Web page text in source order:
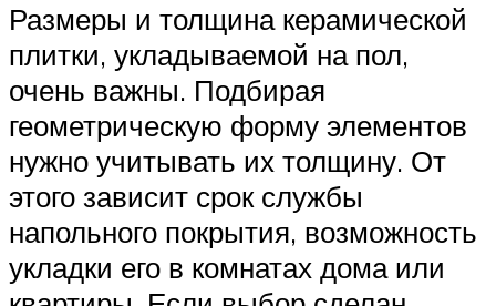
Размеры и толщина керамической
плитки, укладываемой на пол,
очень важны. Подбирая
геометрическую форму элементов
нужно учитывать их толщину. От
этого зависит срок службы
напольного покрытия, возможность
укладки его в комнатах дома или